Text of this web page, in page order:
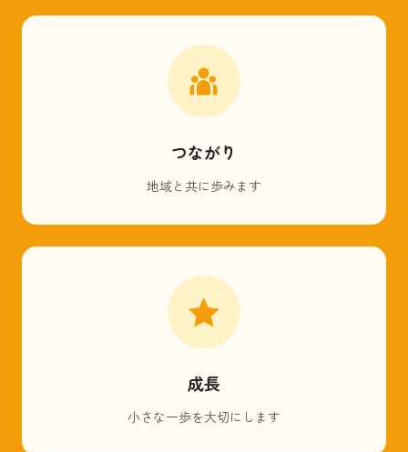
つながり
地域と共に歩みます
成長
小さな一歩を大切にします